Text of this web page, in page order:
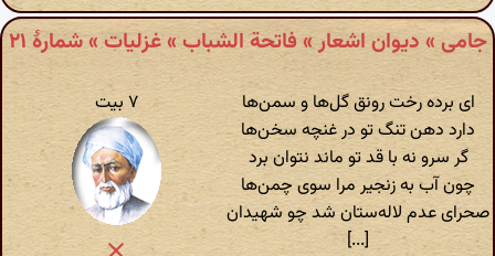
جامی » دیوان اشعار » فاتحة الشباب » غزلیات » شمارهٔ ۲۱
ای برده رخت رونق گل‌ها و سمن‌ها
دارد دهن تنگ تو در غنچه سخن‌ها
گر سرو نه با قد تو ماند نتوان برد
چون آب به زنجیر مرا سوی چمن‌ها
صحرای عدم لاله‌ستان شد چو شهیدان
[...]
۷ بیت